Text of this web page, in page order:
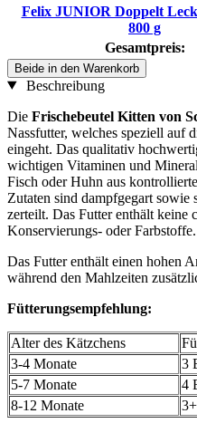
Felix JUNIOR Doppelt
800 g
Gesamtpreis:
Beide in den Warenkorb
Beschreibung
Die Frischebeutel Kitten von
Nassfutter, welches speziell auf
eingeht. Das qualitativ
wichtigen Vitaminen und
Fisch oder Huhn aus
Zutaten sind dampfgegart
zerteilt. Das Futter enthält keine
Konservierungs- oder Farbstoffe.
Das Futter enthält einen hohen
während den Mahlzeiten
Fütterungsempfehlung:
Alter des Kätzchens
3-4 Monate
3
5-7 Monate
4
8-12 Monate